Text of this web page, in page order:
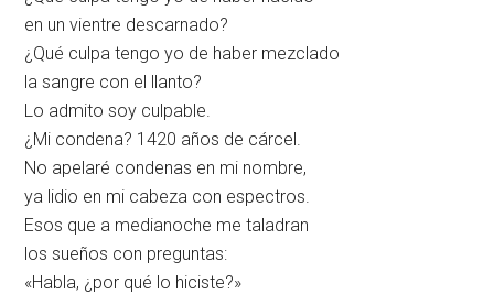
en un vientre descarnado?
¿Qué culpa tengo yo de haber mezclado
la sangre con el llanto?
Lo admito soy culpable.
¿Mi condena? 1420 años de cárcel.
No apelaré condenas en mi nombre,
ya lidio en mi cabeza con espectros.
Esos que a medianoche me taladran
los sueños con preguntas:
«Habla, ¿por qué lo hiciste?»